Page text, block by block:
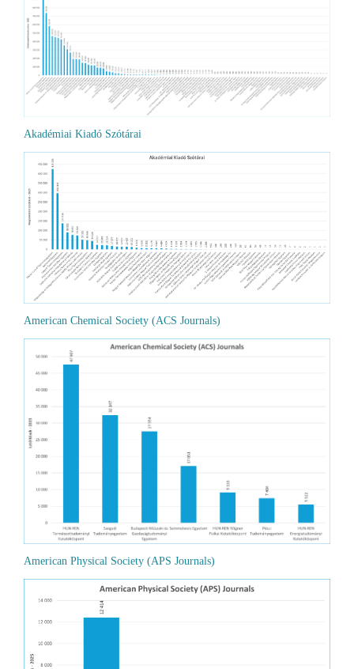
Akadémiai Kiadó Szótárai
American Chemical Society (ACS Journals)
American Physical Society (APS Journals)